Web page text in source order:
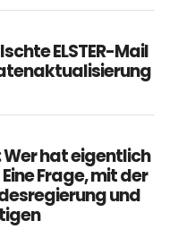
ELSTER-Mail
Wer hat eigentlich
Frage, mit der
und